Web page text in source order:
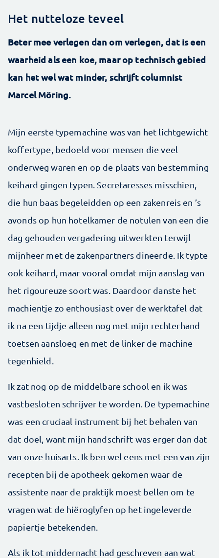
Het nutteloze teveel
Beter mee verlegen dan om verlegen, dat is een
waarheid als een koe, maar op technisch gebied
kan het wel wat minder, schrijft columnist
Marcel Möring.
Mijn eerste typemachine was van het lichtgewicht
koffertype, bedoeld voor mensen die veel
onderweg waren en op de plaats van bestemming
keihard gingen typen. Secretaresses misschien,
die hun baas begeleidden op een zakenreis en ’s
avonds op hun hotelkamer de notulen van een die
dag gehouden vergadering uitwerkten terwijl
mijnheer met de zakenpartners dineerde. Ik typte
ook keihard, maar vooral omdat mijn aanslag van
het rigoureuze soort was. Daardoor danste het
machientje zo enthousiast over de werktafel dat
ik na een tijdje alleen nog met mijn rechterhand
toetsen aansloeg en met de linker de machine
tegenhield.
Ik zat nog op de middelbare school en ik was
vastbesloten schrijver te worden. De typemachine
was een cruciaal instrument bij het behalen van
dat doel, want mijn handschrift was erger dan dat
van onze huisarts. Ik ben wel eens met een van zijn
recepten bij de apotheek gekomen waar de
assistente naar de praktijk moest bellen om te
vragen wat de hiëroglyfen op het ingeleverde
papiertje betekenden.
Als ik tot middernacht had geschreven aan wat